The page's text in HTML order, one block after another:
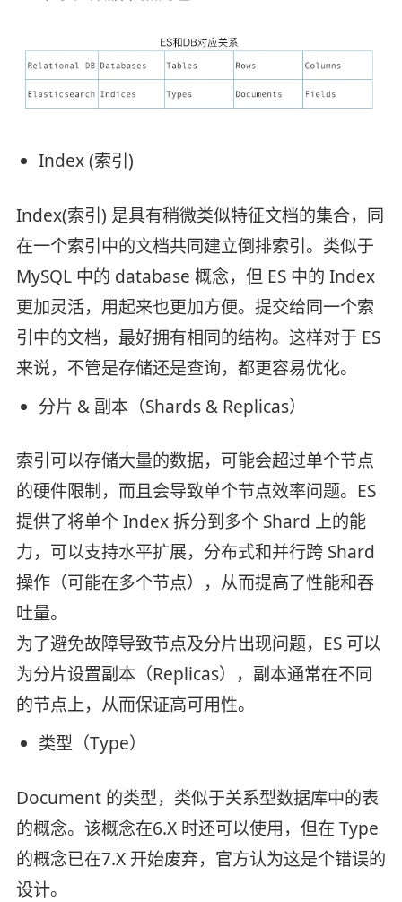
Index (索引)
Index(索引) 是具有稍微类似特征文档的集合，同
在一个索引中的文档共同建立倒排索引。类似于
MySQL 中的 database 概念，但 ES 中的 Index
更加灵活，用起来也更加方便。提交给同一个索
引中的文档，最好拥有相同的结构。这样对于 ES
来说，不管是存储还是查询，都更容易优化。
分片 & 副本（Shards & Replicas）
索引可以存储大量的数据，可能会超过单个节点
的硬件限制，而且会导致单个节点效率问题。ES
提供了将单个 Index 拆分到多个 Shard 上的能
力，可以支持水平扩展，分布式和并行跨 Shard
操作（可能在多个节点），从而提高了性能和吞
吐量。
为了避免故障导致节点及分片出现问题，ES 可以
为分片设置副本（Replicas），副本通常在不同
的节点上，从而保证高可用性。
类型（Type）
Document 的类型，类似于关系型数据库中的表
的概念。该概念在6.X 时还可以使用，但在 Type
的概念已在7.X 开始废弃，官方认为这是个错误的
设计。